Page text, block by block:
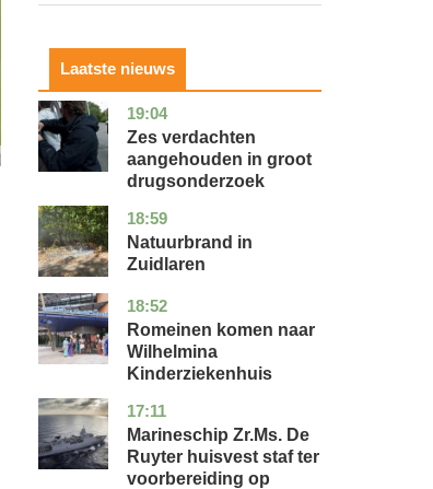
Laatste nieuws
19:04
zuid-
holland
nieuws
Zes verdachten
aangehouden in groot
drugsonderzoek
18:59
drenthe
nieuws
Natuurbrand in
Zuidlaren
18:52
utrecht
nieuws
Romeinen komen naar
Wilhelmina
Kinderziekenhuis
17:11
zuid-
holland
nieuws
Marineschip Zr.Ms. De
Ruyter huisvest staf ter
voorbereiding op